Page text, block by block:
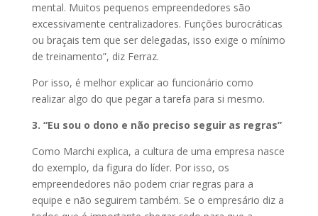
mental. Muitos pequenos empreendedores são
excessivamente centralizadores. Funções burocráticas
ou braçais tem que ser delegadas, isso exige o mínimo
de treinamento”, diz Ferraz.
Por isso, é melhor explicar ao funcionário como
realizar algo do que pegar a tarefa para si mesmo.
3. “Eu sou o dono e não preciso seguir as regras”
Como Marchi explica, a cultura de uma empresa nasce
do exemplo, da figura do líder. Por isso, os
empreendedores não podem criar regras para a
equipe e não seguirem também. Se o empresário diz a